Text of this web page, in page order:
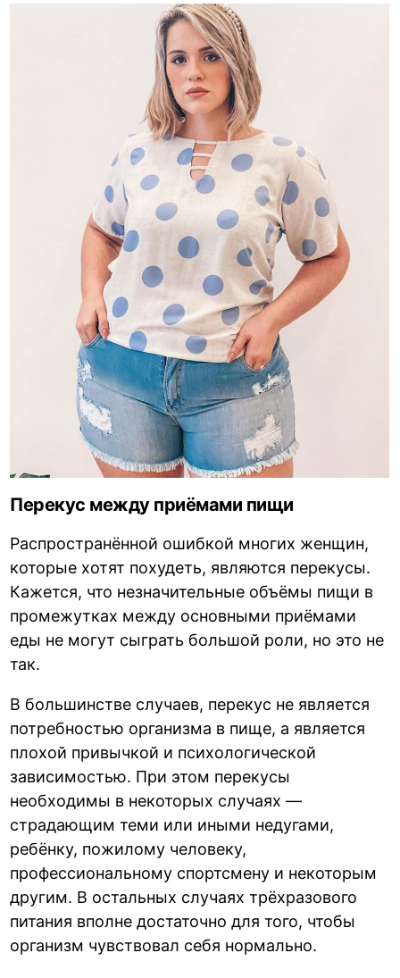
Перекус между приёмами пищи
Распространённой ошибкой многих женщин,
которые хотят похудеть, являются перекусы.
Кажется, что незначительные объёмы пищи в
промежутках между основными приёмами
еды не могут сыграть большой роли, но это не
так.
В большинстве случаев, перекус не является
потребностью организма в пище, а является
плохой привычкой и психологической
зависимостью. При этом перекусы
необходимы в некоторых случаях —
страдающим теми или иными недугами,
ребёнку, пожилому человеку,
профессиональному спортсмену и некоторым
другим. В остальных случаях трёхразового
питания вполне достаточно для того, чтобы
организм чувствовал себя нормально.